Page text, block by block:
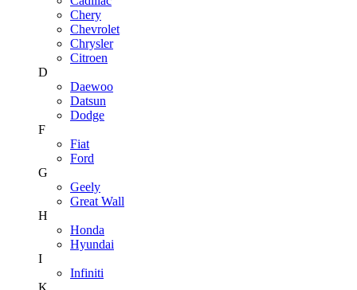
Chery
Chevrolet
Chrysler
Citroen
D
Daewoo
Datsun
Dodge
F
Fiat
Ford
G
Geely
Great Wall
H
Honda
Hyundai
I
Infiniti
K